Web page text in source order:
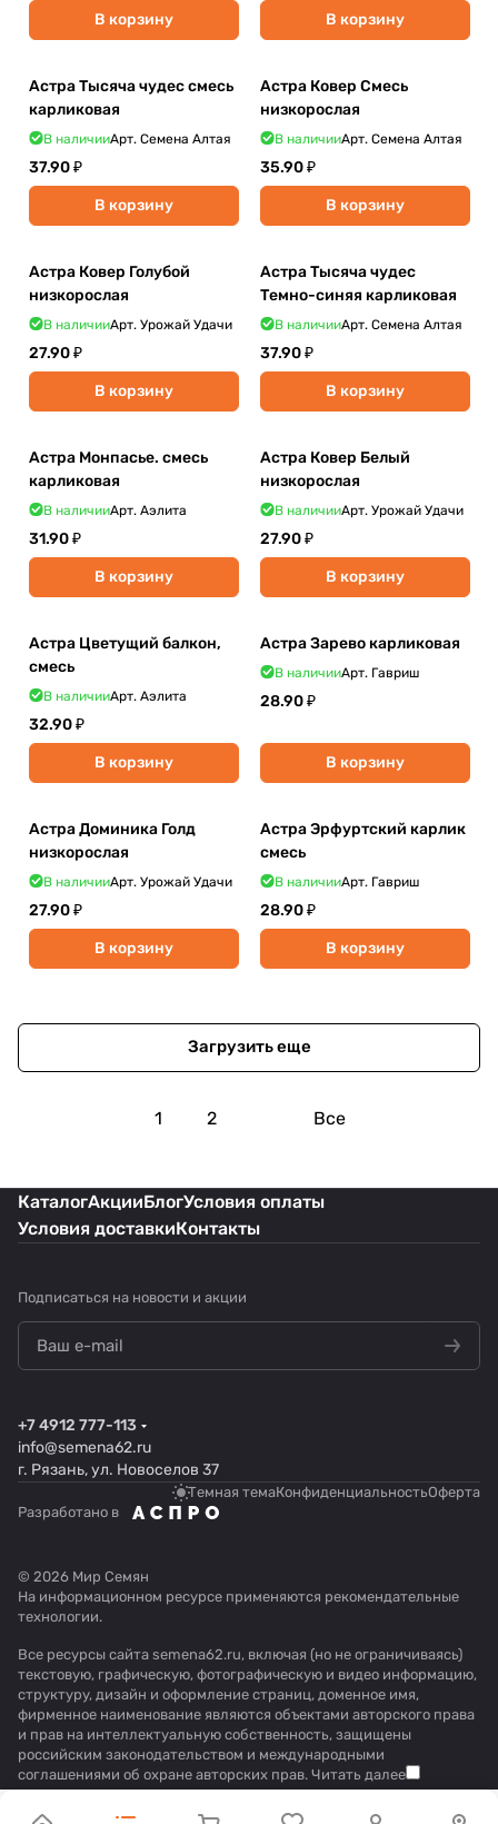
В корзину В корзину
Астра Тысяча чудес смесь
карликовая
В наличииАрт. Семена Алтая
37.90 ₽
В корзину
Астра Ковер Смесь
низкорослая
В наличииАрт. Семена Алтая
35.90 ₽
В корзину
Астра Ковер Голубой
низкорослая
В наличииАрт. Урожай Удачи
27.90 ₽
В корзину
Астра Тысяча чудес
Темно-синяя карликовая
В наличииАрт. Семена Алтая
37.90 ₽
В корзину
Астра Монпасье. смесь
карликовая
В наличииАрт. Аэлита
31.90 ₽
В корзину
Астра Ковер Белый
низкорослая
В наличииАрт. Урожай Удачи
27.90 ₽
В корзину
Астра Цветущий балкон,
смесь
В наличииАрт. Аэлита
32.90 ₽
В корзину
Астра Зарево карликовая
В наличииАрт. Гавриш
28.90 ₽
В корзину
Астра Доминика Голд
низкорослая
В наличииАрт. Урожай Удачи
27.90 ₽
В корзину
Астра Эрфуртский карлик
смесь
В наличииАрт. Гавриш
28.90 ₽
В корзину
Загрузить еще
1 2 Все
КаталогАкцииБлогУсловия оплаты
Условия доставкиКонтакты
Подписаться на новости и акции
+7 4912 777-113
info@semena62.ru
г. Рязань, ул. Новоселов 37
Темная темаКонфиденциальностьОферта
Разработано в
© 2026 Мир Семян
На информационном ресурсе применяются рекомендательные
технологии.
Все ресурсы сайта semena62.ru, включая (но не ограничиваясь)
текстовую, графическую, фотографическую и видео информацию,
структуру, дизайн и оформление страниц, доменное имя,
фирменное наименование являются объектами авторского права
и прав на интеллектуальную собственность, защищены
российским законодательством и международными
соглашениями об охране авторских прав. Читать далее